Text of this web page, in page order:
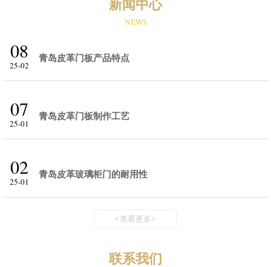
新闻中心
NEWS
08
25-02
青岛皮革门板产品特点
07
25-01
青岛皮革门板制作工艺
02
25-01
青岛皮革玻璃柜门的耐用性
<查看更多>
联系我们